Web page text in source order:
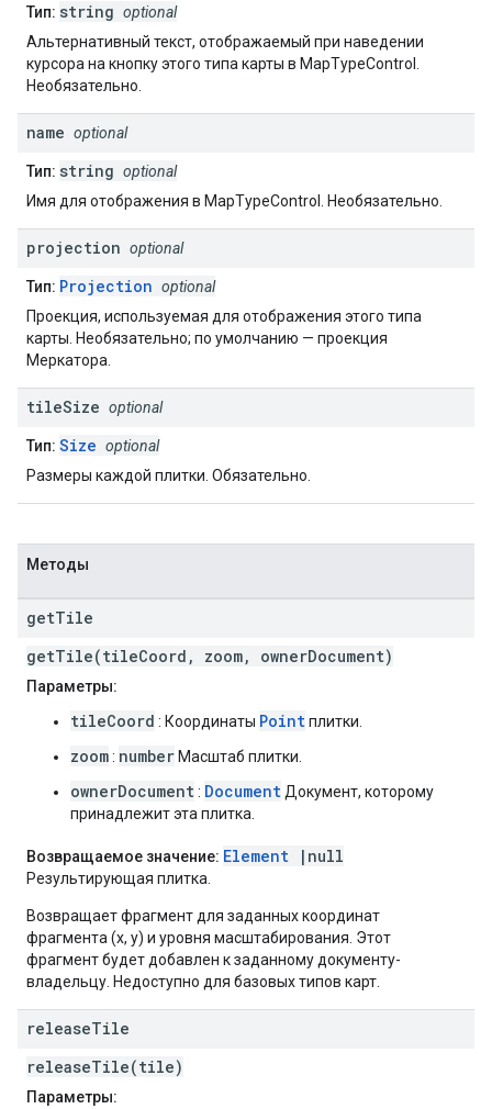
Тип: string optional
Альтернативный текст, отображаемый при наведении
курсора на кнопку этого типа карты в MapTypeControl.
Необязательно.
name optional
Тип: string optional
Имя для отображения в MapTypeControl. Необязательно.
projection optional
Тип: Projection optional
Проекция, используемая для отображения этого типа
карты. Необязательно; по умолчанию — проекция
Меркатора.
tileSize optional
Тип: Size optional
Размеры каждой плитки. Обязательно.
Методы
getTile
getTile(tileCoord, zoom, ownerDocument)
Параметры:
tileCoord : Координаты Pointплитки.
zoom: number Масштаб плитки.
ownerDocument: Document Документ, которому
принадлежит эта плитка.
Возвращаемое значение: Element |null
Результирующая плитка.
Возвращает фрагмент для заданных координат
фрагмента (x, y) и уровня масштабирования. Этот
фрагмент будет добавлен к заданному документу-
владельцу. Недоступно для базовых типов карт.
releaseTile
releaseTile(tile)
Параметры: